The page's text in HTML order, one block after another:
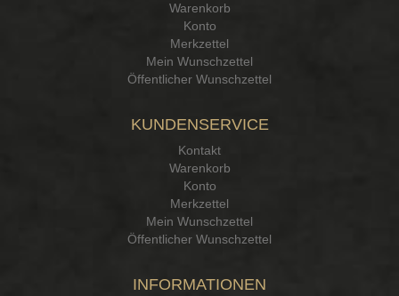
Warenkorb
Konto
Merkzettel
Mein Wunschzettel
Öffentlicher Wunschzettel
KUNDENSERVICE
Kontakt
Warenkorb
Konto
Merkzettel
Mein Wunschzettel
Öffentlicher Wunschzettel
INFORMATIONEN